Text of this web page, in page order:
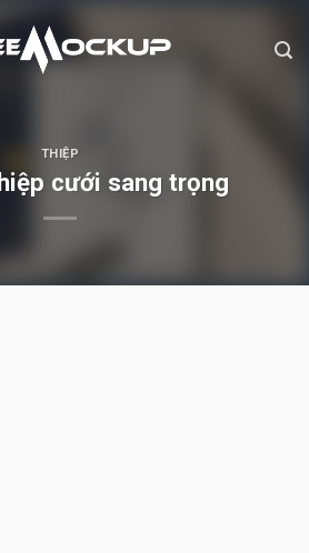
THIỆP
cưới sang trọng